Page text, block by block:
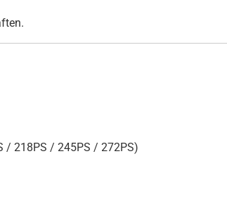
/ 218PS / 245PS / 272PS)